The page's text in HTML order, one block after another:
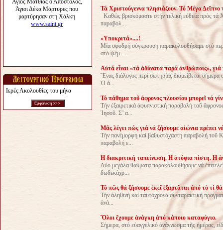
Ιερές Ακολουθίες του μήνα
Τά Χριστούγεννα πλησιάζουν. Τό Μέγα Δεῖπνο
Καθώς βρισκόμαστε στήν τελική εὐθεία πρός
παραβολ...
«Υποκριτά»....!
Μία σφοδρή σύγκρουση παρακολουθήσαμε στό
στό ψέμ...
Αὐτά εἶναι «τά ἀδύνατα παρά ἀνθρώποις», γιά
Ἕνας διάλογος περί σωτηρίας διαμείβεται
Ὁ ἄ...
Τό πάθημα τοῦ ἄφρονος πλουσίου μπορεῖ νά
Τήν ἐξαιρετικά ἀφυπνιστική παραβολή τοῦ
Ἰησοῦ. Σ’ α...
Μᾶς λέγει πώς γιά νά ζήσουμε αἰώνια πρέπει
Τήν πανέμορφη καί βαθυστόχαστη παραβολή τοῦ
παραβολή ε...
Η διακριτική ταπείνωση. Η ἀτόφια πίστη. Η
Δύο μεγάλα θαύματα παρακολουθήσαμε νά
δωδεκάχρ...
Τό πῶς θά ζήσουμε ἐκεῖ ἐξαρτᾶται ἀπό τό τί
Τήν ἀληθινή καί ταυτόχρονα συνταρακτική
ἀνά...
Ὅλοι ἔχουμε ἀνάγκη ἀπό κάποιο καταφύγιο.
Σήμερα, στό εὐαγγελικό ἀνάγνωσμα τῆς ἡμέρας,